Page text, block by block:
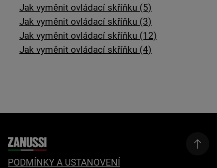
Jak vyměnit ovládací skříňku (5)
Jak vyměnit ovládací skříňku (3)
Jak vyměnit ovládací skříňku (12)
Jak vyměnit ovládací skříňku (4)
PODMÍNKY A USTANOVENÍ